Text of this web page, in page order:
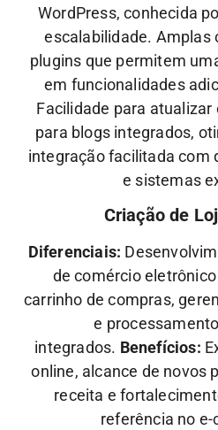
WordPress, conhecida
escalabilidade. Amplas
plugins que permitem
em funcionalidades
Facilidade para atualizar
para blogs integrados,
integração facilitada com
e sistemas
Criação de
Diferenciais:
de comércio
carrinho de compras,
e
integrados. Benefícios:
online, alcance de novos
receita e
referência no